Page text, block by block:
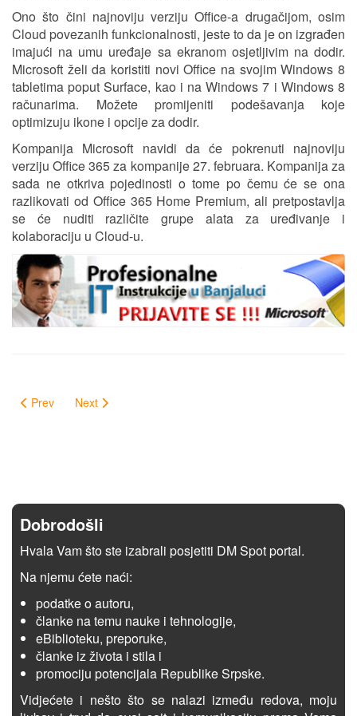
Ono što čini najnoviju verziju Office-a drugačijom, osim
Cloud povezanih funkcionalnosti, jeste to da je on izgrađen
imajući na umu uređaje sa ekranom osjetljivim na dodir.
Microsoft želi da koristiti novi Office na svojim Windows 8
tabletima poput Surface, kao i na Windows 7 i Windows 8
računarima. Možete promijeniti podešavanja koje
optimizuju ikone i opcije za dodir.
Kompanija Microsoft navidi da će pokrenuti najnoviju
verziju Office 365 za kompanije 27. februara. Kompanija za
sada ne otkriva pojedinosti o tome po čemu će se ona
razlikovati od Office 365 Home Premium, ali pretpostavlja
se će nuditi različite grupe alata za uređivanje i
kolaboraciju u Cloud-u.
Prev Next
Dobrodošli
Hvala Vam što ste izabrali posjetiti DM Spot portal.
Na njemu ćete naći:
podatke o autoru,
članke na temu nauke i tehnologije,
eBiblioteku, preporuke,
članke iz života i stila i
promociju potencijala Republike Srpske.
Vidjećete i nešto što se nalazi između redova, moju